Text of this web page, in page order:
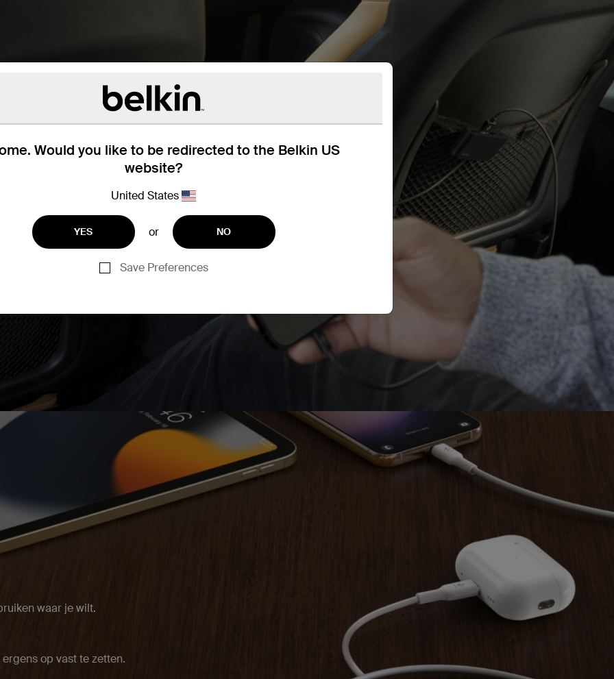
Would you like to be redirected to the Belkin US
website?
United States
YES or NO
Save Preferences
tegelijk. De goed
en vrienden. Zo houd
apparaten op.
waar je wilt.
op vast te zetten.